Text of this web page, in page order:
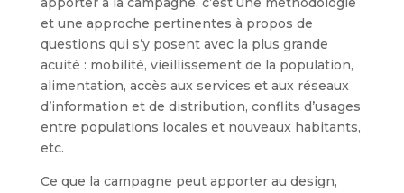
et une approche pertinentes à propos de
questions qui s’y posent avec la plus grande
acuité : mobilité, vieillissement de la population,
alimentation, accès aux services et aux réseaux
d’information et de distribution, conflits d’usages
entre populations locales et nouveaux habitants,
etc.
Ce que la campagne peut apporter au design,